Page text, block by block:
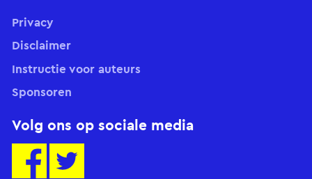
Volg ons op sociale media
Privacy
Disclaimer
Instructie voor auteurs
Sponsoren